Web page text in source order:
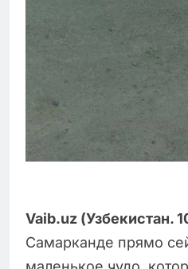
Vaib.uz (Узбекистан.
Самарканде прямо